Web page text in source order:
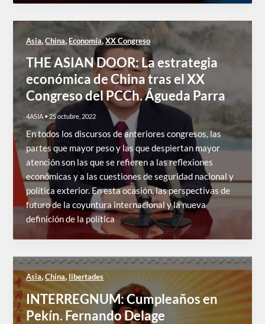
Asia,China, Economía,XX Congreso
THE ASIAN DOOR: La estrategia
económica de China tras el XX
Congreso del PCCh. Águeda Parra
4ASIA •25 octubre, 2022
En todos los discursos de anteriores congresos, las
partes que mayor peso y las que despiertan mayor
atención son las que se refieren a las reflexiones
económicas y a las cuestiones de seguridad nacional y
política exterior. En esta ocasión, las perspectivas de
futuro de la coyuntura internacional y la nueva
definición de la política
Asia,China, libertades
INTERREGNUM: Cumpleaños en
Pekín. Fernando Delage